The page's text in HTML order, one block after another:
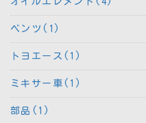
ベンツ(1)
トヨエース(1)
ミキサー車(1)
部品(1)